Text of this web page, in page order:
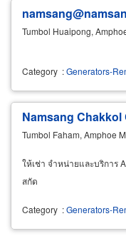
Tumbol Huaipong,
Category :Generators-
Namsang Chakkol
Tumbol Faham, Amphoe
ให้เช่า จำหน่ายและบริการ
สกัด
Category :Generators-